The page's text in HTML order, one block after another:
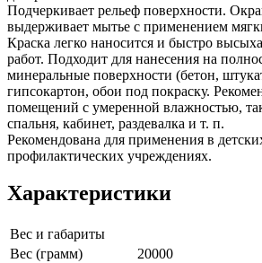
Подчеркивает рельеф поверхности.
выдерживает мытье с применением
Краска легко наносится и быстро
работ. Подходит для нанесения на
минеральные поверхности (бетон,
гипсокартон, обои под покраску.
помещений с умеренной влажностью,
спальня, кабинет, раздевалка и т. п.
Рекомендована для применения в
профилактических учреждениях.
Характеристики
Вес и габариты
Вес (грамм)
20000